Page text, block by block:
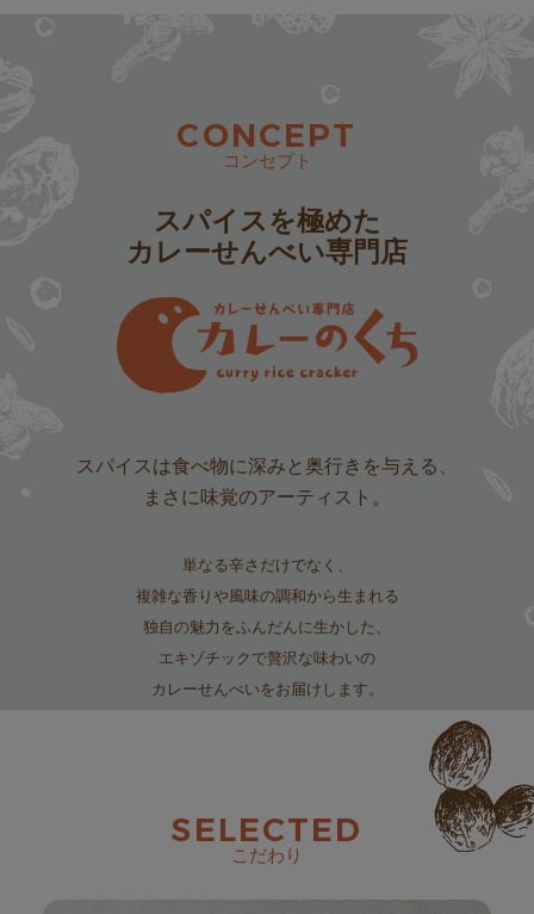
CONCEPT
コンセプト
スパイスを極めた
カレーせんべい専門店
スパイスは食べ物に深みと奥行きを与える、
まさに味覚のアーティスト。
単なる辛さだけでなく、
複雑な香りや風味の調和から生まれる
独自の魅力をふんだんに生かした、
エキゾチックで贅沢な味わいの
カレーせんべいをお届けします。
SELECTED
こだわり